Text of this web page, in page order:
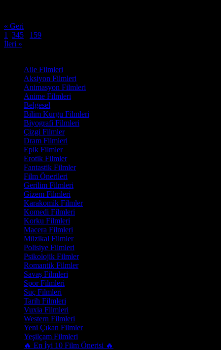
« Geri
1
345
159
İleri »
Aile Filmleri
Aksiyon Filmleri
Animasyon Filmleri
Anime Filmleri
Belgesel
Bilim Kurgu Filmleri
Biyografi Filmleri
Çizgi Filmler
Dram Filmleri
Epik Filmler
Erotik Filmler
Fantastik Filmler
Film Önerileri
Gerilim Filmleri
Gizem Filmleri
Karakomik Filmler
Komedi Filmleri
Korku Filmleri
Macera Filmleri
Müzikal Filmler
Polisiye Filmleri
Psikolojik Filmler
Romantik Filmler
Savaş Filmleri
Spor Filmleri
Suç Filmleri
Tarih Filmleri
Vuxia Filmleri
Western Filmleri
Yeni Çıkan Filmler
Yeşilçam Filmleri
🔥 En İyi 10 Film Önerisi 🔥